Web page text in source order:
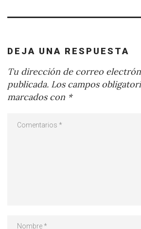
DEJA UNA RESPUESTA
Tu dirección de correo
publicada. Los campos
marcados con *